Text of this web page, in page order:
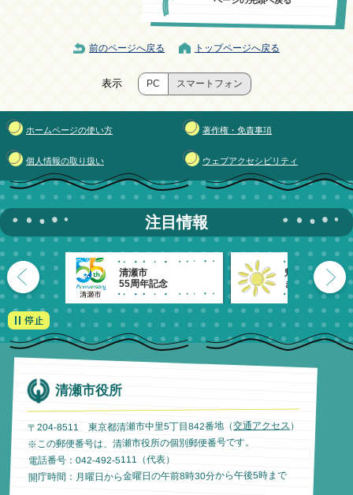
前のページへ戻る トップページへ戻る
表示 PC スマートフォン
ホームページの使い方 著作権・免責事項
個人情報の取り扱い ウェブアクセシビリティ
注目情報
清瀬市
55周年記念
魅力発信！
きよせのーと。
清瀬市役所
〒204-8511 東京都清瀬市中里5丁目842番地（交通アクセス ）
※この郵便番号は、清瀬市役所の個別郵便番号です。
電話番号：042-492-5111（代表）
開庁時間：月曜日から金曜日の午前8時30分から午後5時まで